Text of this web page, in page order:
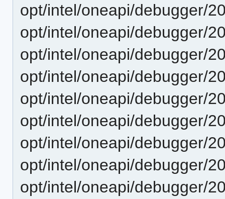
opt/intel/oneapi/debugger/
opt/intel/oneapi/debugger/
opt/intel/oneapi/debugger/
opt/intel/oneapi/debugger/
opt/intel/oneapi/debugger/
opt/intel/oneapi/debugger/
opt/intel/oneapi/debugger/
opt/intel/oneapi/debugger/
opt/intel/oneapi/debugger/